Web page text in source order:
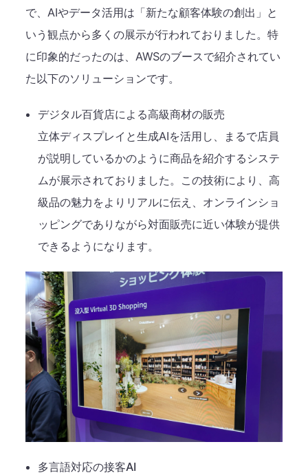
で、AIやデータ活用は「新たな顧客体験の創出」と
いう観点から多くの展示が行われておりました。特
に印象的だったのは、AWSのブースで紹介されてい
た以下のソリューションです。
デジタル百貨店による高級商材の販売
立体ディスプレイと生成AIを活用し、まるで店員
が説明しているかのように商品を紹介するシステ
ムが展示されておりました。この技術により、高
級品の魅力をよりリアルに伝え、オンラインショ
ッピングでありながら対面販売に近い体験が提供
できるようになります。
多言語対応の接客AI